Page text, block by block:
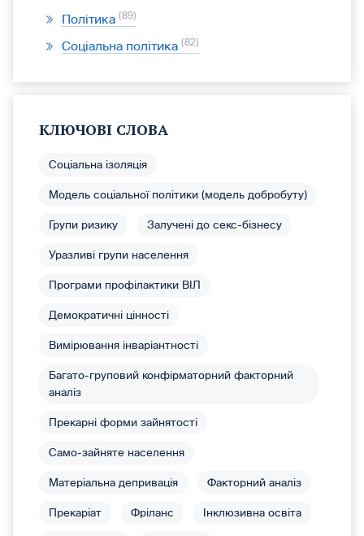
Політика 89
Соціальна політика 82
КЛЮЧОВІ СЛОВА
Соціальна ізоляція
Модель соціальної політики (модель добробуту)
Групи ризику Залучені до секс-бізнесу
Уразливі групи населення
Програми профілактики ВІЛ
Демократичні цінності
Вимірювання інваріантності
Багато-груповий конфірматорний факторний
аналіз
Прекарні форми зайнятості
Само-зайняте населення
Матеріальна депривація Факторний аналіз
Прекаріат Фріланс Інклюзивна освіта